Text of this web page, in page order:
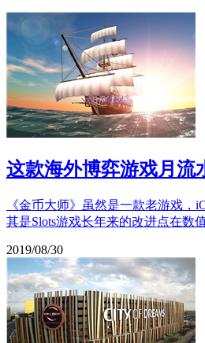
这款海外博弈游戏月流
《金币大师》虽然是一款老游戏
其是Slots游戏长年来的改进点在数
2019/08/30